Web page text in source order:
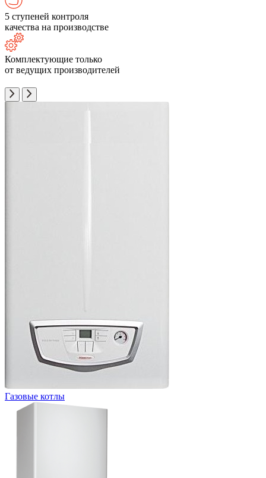
5 ступеней контроля
качества на производстве
Комплектующие только
от ведущих производителей
Газовые котлы